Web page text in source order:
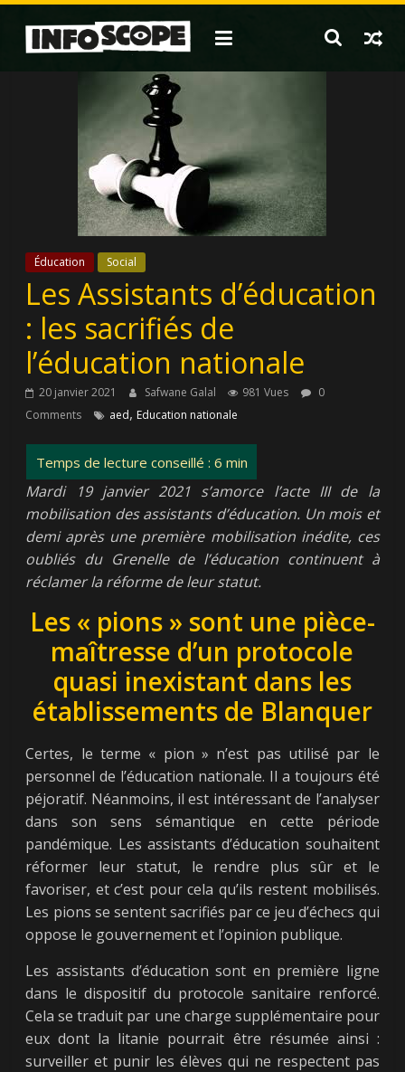
Passer
contenu
Éducation Social
Les Assistants d’éducation
: les sacrifiés de
l’éducation nationale
20 janvier 2021 Safwane Galal 981 Vues
0
Comments
aed, Education nationale
Mardi 19 janvier 2021 s’amorce l’acte III de la
mobilisation des assistants d’éducation. Un mois et
demi après une première mobilisation inédite, ces
oubliés du Grenelle de l’éducation continuent à
réclamer la réforme de leur statut.
Les « pions » sont une pièce-
maîtresse d’un protocole
quasi inexistant dans les
établissements de Blanquer
Certes, le terme « pion » n’est pas utilisé par le
personnel de l’éducation nationale. Il a toujours été
péjoratif. Néanmoins, il est intéressant de l’analyser
dans son sens sémantique en cette période
pandémique. Les assistants d’éducation souhaitent
réformer leur statut, le rendre plus sûr et le
favoriser, et c’est pour cela qu’ils restent mobilisés.
Les pions se sentent sacrifiés par ce jeu d’échecs qui
oppose le gouvernement et l’opinion publique.
Les assistants d’éducation sont en première ligne
dans le dispositif du protocole sanitaire renforcé.
Cela se traduit par une charge supplémentaire pour
eux dont la litanie pourrait être résumée ainsi :
surveiller et punir les élèves qui ne respectent pas